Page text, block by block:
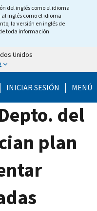
del inglés como el idioma
al inglés como el idioma
la versión en inglés de
toda información
Unidos
INICIAR SESIÓN MENÚ
del
plan